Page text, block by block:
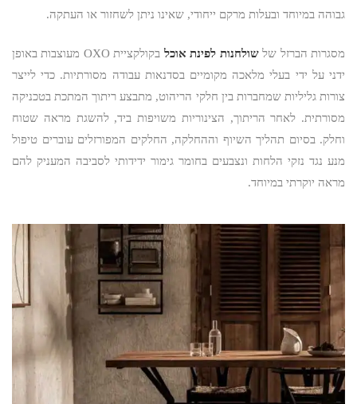
גבוהה במיוחד ובעלות מרקם ייחודי, שאינו ניתן לשחזור או העתקה.
מסגרות הברזל שלשולחנות לפינת אוכל
בקולקציית OXO מעוצבות באופן
ידני על ידי בעלי מלאכה מקומיים בסדנאות עבודה מסורתיות. כדי לייצר
צורות גליליות שמחברות בין חלקי הריהוט, מתבצע ריתוך המתכת בטכניקה
מסורתית. לאחר הריתוך, הצינוריות משויפות ביד, להשגת מראה שטוח
וחלק. בסיום תהליך השיוף וההחלקה, החלקים המפורזלים עוברים טיפול
מנע נגד נזקי הלחות ונצבעים בחומר גימור ידידותי לסביבה המעניק להם
מראה יוקרתי במיוחד.